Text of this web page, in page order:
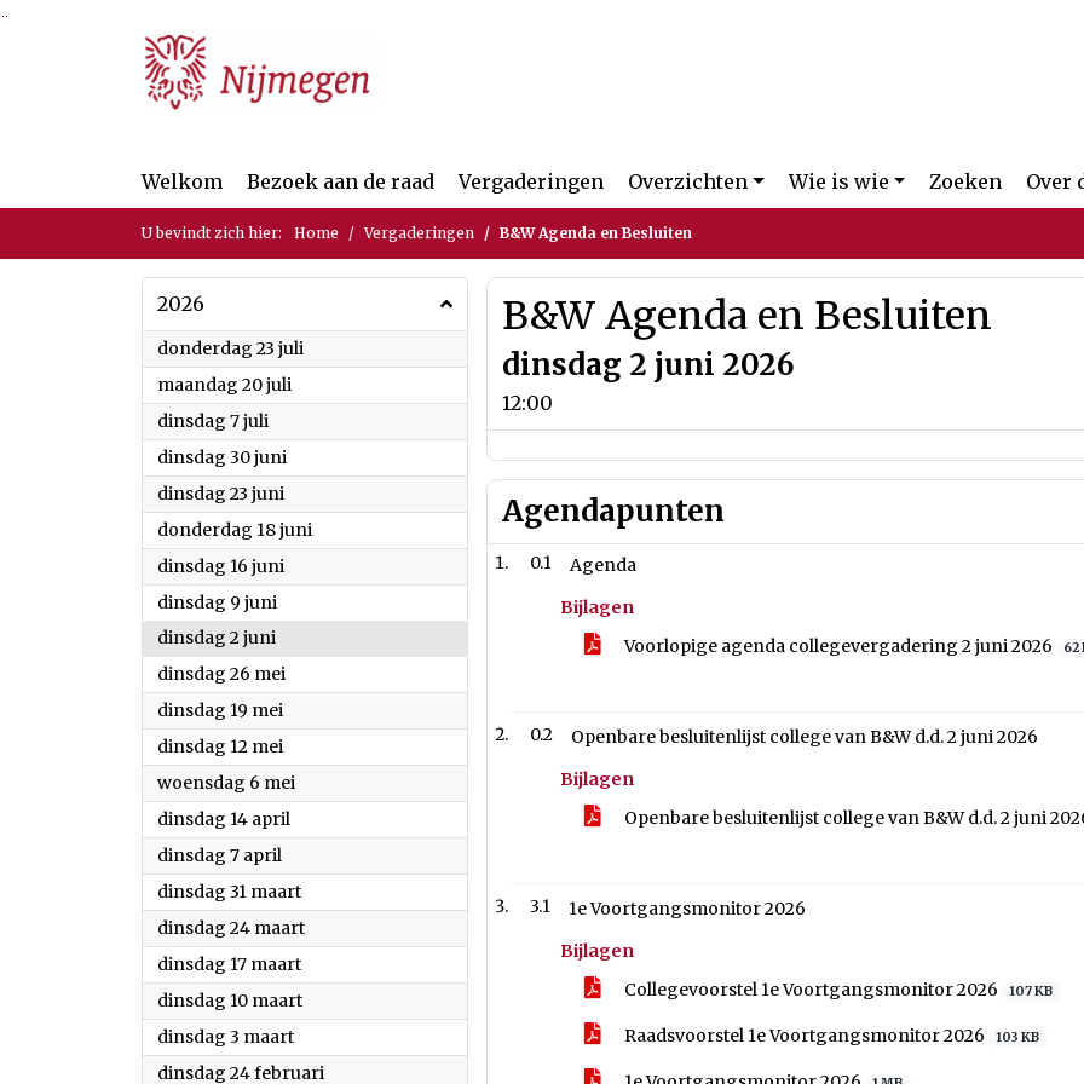
Ga naar de inhoud van deze pagina
Ga naar het zoeken
Ga naar het menu
Welkom Bezoek aan de raad Vergaderingen Overzichten Wie is wie Zoeken Over
U bevindt zich hier: Home Vergaderingen B&W Agenda en Besluiten
2026
donderdag 23 juli2026
maandag 20 juli2026
dinsdag 7 juli2026
dinsdag 30 juni2026
dinsdag 23 juni2026
donderdag 18 juni2026
dinsdag 16 juni2026
dinsdag 9 juni2026
dinsdag 2 juni2026
dinsdag 26 mei2026
dinsdag 19 mei2026
dinsdag 12 mei2026
woensdag 6 mei2026
dinsdag 14 april2026
dinsdag 7 april2026
dinsdag 31 maart2026
dinsdag 24 maart2026
dinsdag 17 maart2026
dinsdag 10 maart2026
dinsdag 3 maart2026
dinsdag 24 februari2026
B&W Agenda en Besluiten
dinsdag 2 juni 2026
Agendapunten
0.1
Agenda
Bijlagen
Voorlopige agenda collegevergadering 2 juni 2026
Bijlagen
Bijlagen
Raadsvoorstel 1e Voortgangsmonitor 2026
1e Voortgangsmonitor 2026